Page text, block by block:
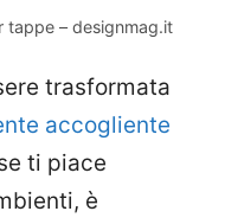
tappe – designmag.it
trasformata
accogliente
ti piace
è